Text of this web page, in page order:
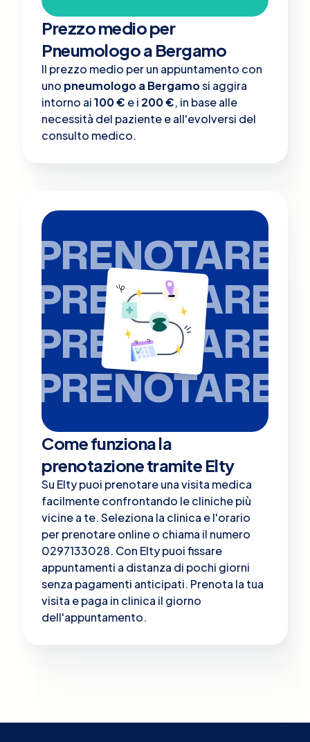
Prezzo medio per
Pneumologo a Bergamo
Il prezzo medio per un appuntamento con
uno pneumologo a Bergamosi aggira
intorno ai100 € e i 200 €, in base alle
necessità del paziente e all'evolversi del
consulto medico.
PRENOTARE
PRENOTARE
PRENOTARE
PRENOTARE
Come funziona la
prenotazione tramite Elty
Su Elty puoi prenotare una visita medica
facilmente confrontando le cliniche più
vicine a te. Seleziona la clinica e l'orario
per prenotare online o chiama il numero
0297133028. Con Elty puoi fissare
appuntamenti a distanza di pochi giorni
senza pagamenti anticipati. Prenota la tua
visita e paga in clinica il giorno
dell'appuntamento.